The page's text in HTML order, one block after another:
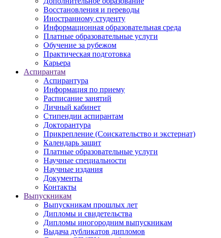
Восстановления и переводы
Иностранному студенту
Информационная образовательная среда
Платные образовательные услуги
Обучение за рубежом
Практическая подготовка
Карьера
Аспирантам
Аспирантура
Информация по приему
Расписание занятий
Личный кабинет
Стипендии аспирантам
Докторантура
Прикрепление (Соискательство и экстернат)
Календарь защит
Платные образовательные услуги
Научные специальности
Научные издания
Документы
Контакты
Выпускникам
Выпускникам прошлых лет
Дипломы и свидетельства
Дипломы иногородним выпускникам
Выдача дубликатов дипломов